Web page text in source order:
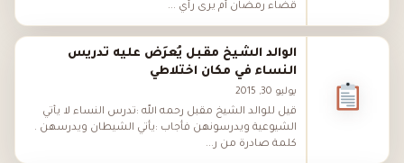
قضاء رمضان أم يرى رأي ...
الوالد الشيخ مقبل يُعرَض عليه تدريس
النساء في مكان اختلاطي
يوليو 30, 2015
قيل للوالد الشيخ مقبل رحمه الله :تدرس النساء لا يأتي
الشيوعية ويدرسونهن فأجاب :يأتي الشيطان ويدرسهن .
كلمة صادرة من ر...